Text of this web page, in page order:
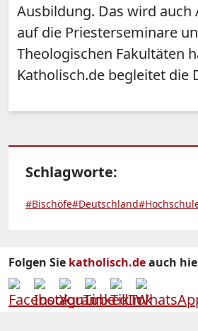
Ausbildung. Das wird auch
auf die Priesterseminare
Theologischen Fakultäten
Katholisch.de begleitet die
Schlagworte:
#Bischöfe#Deutschland
Folgen Sie katholisch.deauch